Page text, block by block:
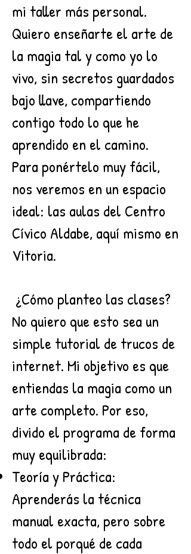
mi taller más personal.
Quiero enseñarte el arte de
la magia tal y como yo lo
vivo, sin secretos guardados
bajo llave, compartiendo
contigo todo lo que he
aprendido en el camino.
Para ponértelo muy fácil,
nos veremos en un espacio
ideal: las aulas del Centro
Cívico Aldabe, aquí mismo en
Vitoria.
¿Cómo planteo las clases?
No quiero que esto sea un
simple tutorial de trucos de
internet. Mi objetivo es que
entiendas la magia como un
arte completo. Por eso,
divido el programa de forma
muy equilibrada:
Teoría y Práctica:
Aprenderás la técnica
manual exacta, pero sobre
todo el porqué de cada